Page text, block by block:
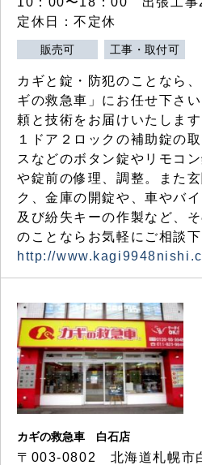
定休日：不定休
販売可 工事・取付可
カギと錠・防犯のことなら
ギの救急車」にお任せ下さ
頼と技術をお届けいたします
１ドア２ロックの補助錠の
スなどのボタン錠やリモコ
や錠前の修理、調整。また
ク、金庫の開錠や、車やバ
及び紛失キーの作製など、
のことならお気軽にご相談下
http://
カギの救急車 白石店
〒003-0802 北海道札幌市